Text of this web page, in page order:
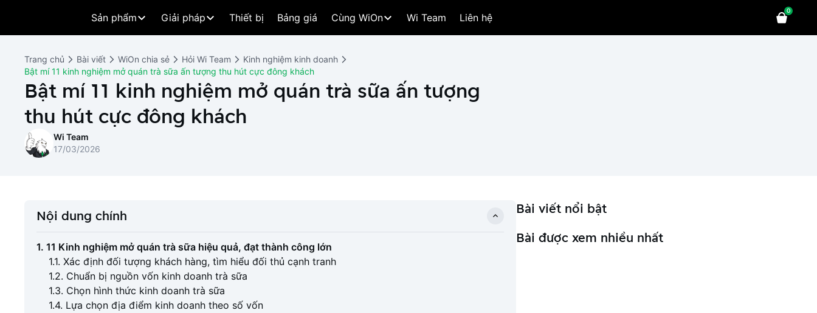
Sản phẩm Giải pháp Thiết bị Bảng giá Cùng WiOn Wi Team Liên hệ
0
Trang chủ Bài viết WiOn chia sẻ Hỏi Wi Team
Kinh nghiệm kinh doanh
Bật mí 11 kinh nghiệm mở quán trà sữa ấn tượng thu hút cực đông khách
Bật mí 11 kinh nghiệm mở quán trà sữa ấn tượng
thu hút cực đông khách
Wi Team
17/03/2026
Nội dung chính
1. 11 Kinh nghiệm mở quán trà sữa hiệu quả, đạt thành công lớn
1.1. Xác định đối tượng khách hàng, tìm hiểu đối thủ cạnh tranh
1.2. Chuẩn bị nguồn vốn kinh doanh trà sữa
1.3. Chọn hình thức kinh doanh trà sữa
1.4. Lựa chọn địa điểm kinh doanh theo số vốn
Bài viết nổi bật
Bài được xem nhiều nhất